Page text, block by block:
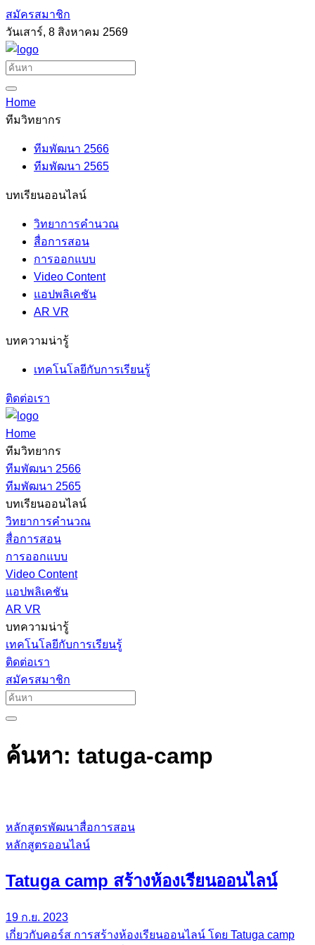
สมัครสมาชิก
วันเสาร์, 8 สิงหาคม 2569
Home
ทีมวิทยากร
ทีมพัฒนา 2566
ทีมพัฒนา 2565
บทเรียนออนไลน์
วิทยาการคำนวณ
สื่อการสอน
การออกแบบ
Video Content
แอปพลิเคชัน
AR VR
บทความน่ารู้
เทคโนโลยีกับการเรียนรู้
ติดต่อเรา
Home
ทีมวิทยากร
ทีมพัฒนา 2566
ทีมพัฒนา 2565
บทเรียนออนไลน์
วิทยาการคำนวณ
สื่อการสอน
การออกแบบ
Video Content
แอปพลิเคชัน
AR VR
บทความน่ารู้
เทคโนโลยีกับการเรียนรู้
ติดต่อเรา
สมัครสมาชิก
ค้นหา: tatuga-camp
หลักสูตรพัฒนาสื่อการสอน
หลักสูตรออนไลน์
Tatuga camp สร้างห้องเรียนออนไลน์
19 ก.ย. 2023
เกี่ยวกับคอร์ส การสร้างห้องเรียนออนไลน์ โดย Tatuga camp